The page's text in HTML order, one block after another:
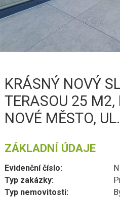
KRÁSNÝ NOVÝ
TERASOU 25
NOVÉ MĚSTO,
ZÁKLADNÍ ÚDAJE
Evidenční číslo:
Typ zakázky:
Typ nemovitosti: